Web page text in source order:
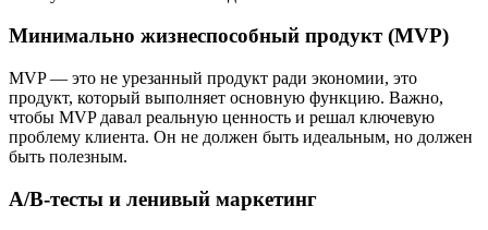
Минимально жизнеспособный продукт (MVP)
MVP — это не урезанный продукт ради экономии, это
продукт, который выполняет основную функцию. Важно,
чтобы MVP давал реальную ценность и решал ключевую
проблему клиента. Он не должен быть идеальным, но должен
быть полезным.
А/B-тесты и ленивый маркетинг